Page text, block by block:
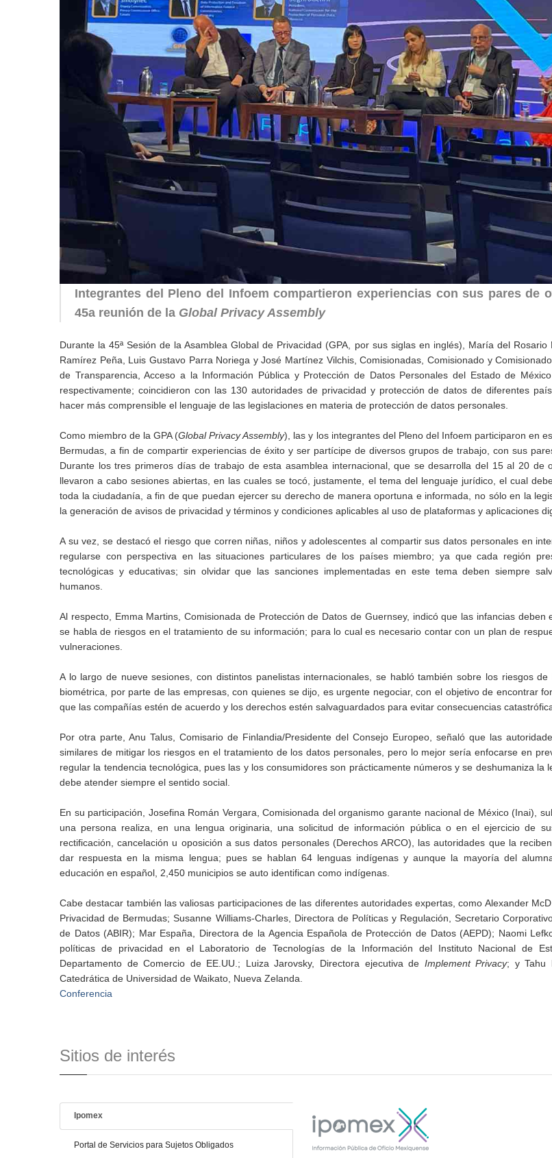
Integrantes del Pleno del Infoem compartieron experiencias con sus pares de
45a reunión de la Global Privacy Assembly
Durante la 45ª Sesión de la Asamblea Global de Privacidad (GPA, por sus siglas en inglés), María del Rosario
Ramírez Peña, Luis Gustavo Parra Noriega y José Martínez Vilchis, Comisionadas, Comisionado y
de Transparencia, Acceso a la Información Pública y Protección de Datos Personales del Estado de
respectivamente; coincidieron con las 130 autoridades de privacidad y protección de datos de diferentes
hacer más comprensible el lenguaje de las legislaciones en materia de protección de datos personales.
Como miembro de la GPA (Global Privacy Assembly), las y los integrantes del Pleno del Infoem participaron en
Bermudas, a fin de compartir experiencias de éxito y ser partícipe de diversos grupos de trabajo, con sus
Durante los tres primeros días de trabajo de esta asamblea internacional, que se desarrolla del 15 al 20 de
llevaron a cabo sesiones abiertas, en las cuales se tocó, justamente, el tema del lenguaje jurídico, el cual
toda la ciudadanía, a fin de que puedan ejercer su derecho de manera oportuna e informada, no sólo en la
la generación de avisos de privacidad y términos y condiciones aplicables al uso de plataformas y aplicaciones
A su vez, se destacó el riesgo que corren niñas, niños y adolescentes al compartir sus datos personales en
regularse con perspectiva en las situaciones particulares de los países miembro; ya que cada región
tecnológicas y educativas; sin olvidar que las sanciones implementadas en este tema deben siempre
humanos.
Al respecto, Emma Martins, Comisionada de Protección de Datos de Guernsey, indicó que las infancias deben
se habla de riesgos en el tratamiento de su información; para lo cual es necesario contar con un plan de
vulneraciones.
A lo largo de nueve sesiones, con distintos panelistas internacionales, se habló también sobre los riesgos
biométrica, por parte de las empresas, con quienes se dijo, es urgente negociar, con el objetivo de encontrar
que las compañías estén de acuerdo y los derechos estén salvaguardados para evitar consecuencias
Por otra parte, Anu Talus, Comisario de Finlandia/Presidente del Consejo Europeo, señaló que las
similares de mitigar los riesgos en el tratamiento de los datos personales, pero lo mejor sería enfocarse en
regular la tendencia tecnológica, pues las y los consumidores son prácticamente números y se deshumaniza la
debe atender siempre el sentido social.
En su participación, Josefina Román Vergara, Comisionada del organismo garante nacional de México (Inai),
una persona realiza, en una lengua originaria, una solicitud de información pública o en el ejercicio de
rectificación, cancelación u oposición a sus datos personales (Derechos ARCO), las autoridades que la
dar respuesta en la misma lengua; pues se hablan 64 lenguas indígenas y aunque la mayoría del
educación en español, 2,450 municipios se auto identifican como indígenas.
Cabe destacar también las valiosas participaciones de las diferentes autoridades expertas, como Alexander
Privacidad de Bermudas; Susanne Williams-Charles, Directora de Políticas y Regulación, Secretario
de Datos (ABIR); Mar España, Directora de la Agencia Española de Protección de Datos (AEPD); Naomi
políticas de privacidad en el Laboratorio de Tecnologías de la Información del Instituto Nacional de
Departamento de Comercio de EE.UU.; Luiza Jarovsky, Directora ejecutiva de Implement Privacy; y Tahu
Catedrática de Universidad de Waikato, Nueva Zelanda.
Conferencia
Sitios de interés
Ipomex
Portal de Servicios para Sujetos Obligados